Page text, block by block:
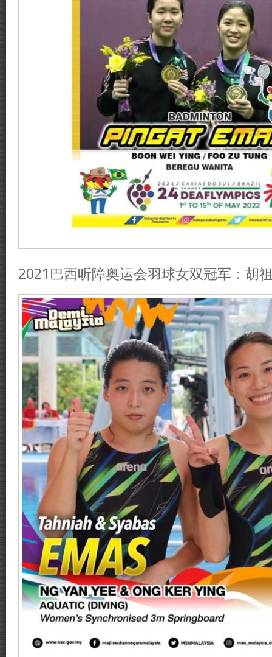
2021巴西听障奥运会羽球女双冠军：胡